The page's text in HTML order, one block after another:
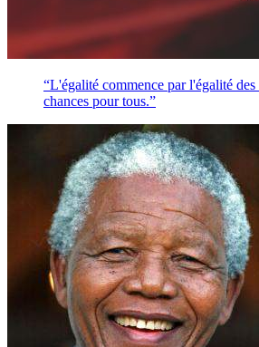
“L'égalité commence par l'égalité des
chances pour tous.”